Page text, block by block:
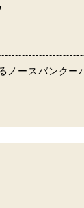
ースバンクー